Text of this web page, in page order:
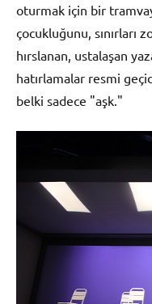
oturmak için bir
çocukluğunu, sınırları
hırslanan, ustalaşan
hatırlamalar resmi
belki sadece "aşk."